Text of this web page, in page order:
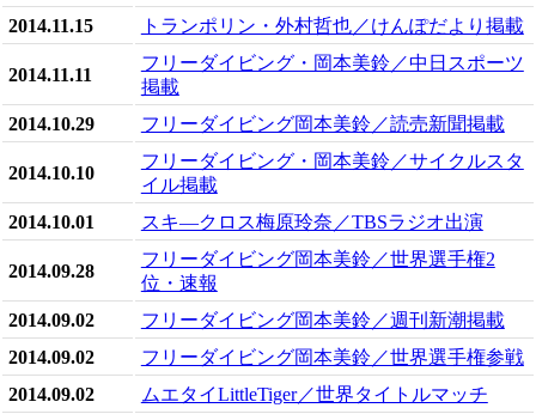
2014.11.15
トランポリン・外村哲也／けんぽだより掲載
2014.11.11
フリーダイビング・岡本美鈴／中日スポーツ
掲載
2014.10.29
フリーダイビング岡本美鈴／読売新聞掲載
2014.10.10
フリーダイビング・岡本美鈴／サイクルスタ
イル掲載
2014.10.01
スキ―クロス梅原玲奈／TBSラジオ出演
2014.09.28
フリーダイビング岡本美鈴／世界選手権2
位・速報
2014.09.02
フリーダイビング岡本美鈴／週刊新潮掲載
2014.09.02
フリーダイビング岡本美鈴／世界選手権参戦
2014.09.02
ムエタイLittleTiger／世界タイトルマッチ